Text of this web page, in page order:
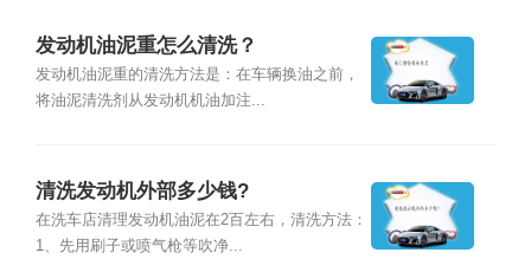
发动机油泥重怎么清洗？
发动机油泥重的清洗方法是：在车辆换油之前，
将油泥清洗剂从发动机机油加注...
清洗发动机外部多少钱?
在洗车店清理发动机油泥在2百左右，清洗方法：
1、先用刷子或喷气枪等吹净...